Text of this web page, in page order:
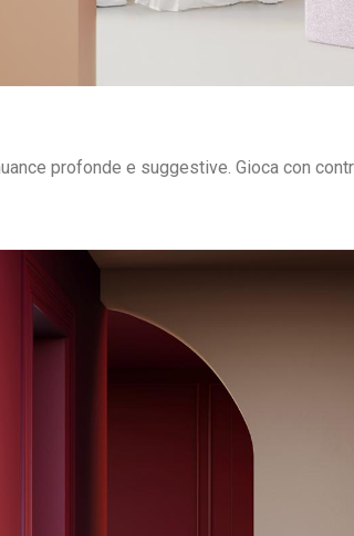
profonde e suggestive. Gioca con